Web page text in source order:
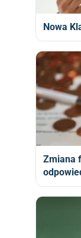
Nowa
Zmiana